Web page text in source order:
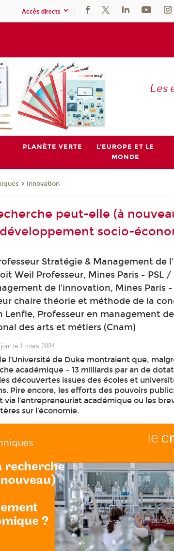
Accès directs
Les
PLANÈTE VERTE
L'EUROPE ET LE
MONDE
Innovation
peut-elle (à
socio-
Stratégie & Management de
Weil Professeur, Mines Paris - PSL /
de l’innovation, Mines Paris -
chaire théorie et méthode de la
Lenfle, Professeur en management
des arts et métiers (Cnam)
le 1 mars 2024
l’Université de Duke montraient que,
académique – 13 milliards par an de
découvertes issues des écoles et
Pire encore, les efforts des pouvoirs
via l’entrepreneuriat académique ou les
sur l’économie.